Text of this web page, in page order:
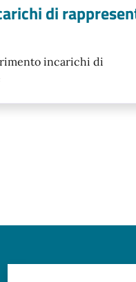
di
incarichi di